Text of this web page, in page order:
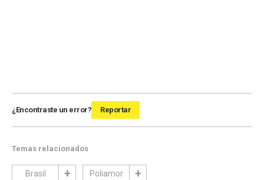
¿Encontraste un error? Reportar
Temas relacionados
Brasil Poliamor